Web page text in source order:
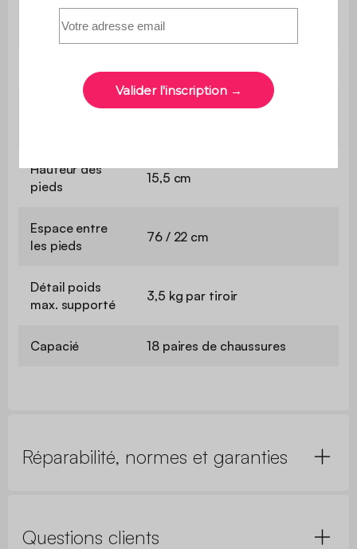
Montage
Le montage est très simple,
une notice est fournie
Dimensions 80 x 29 x 132,5 cm
Dimensions des
Hauteur des
pieds
15,5 cm
Espace entre
les pieds
76 / 22 cm
Détail poids
max. supporté
3,5 kg par tiroir
Capacié 18 paires de chaussures
Réparabilité, normes et garanties
Questions clients